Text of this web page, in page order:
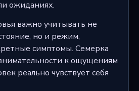
ожиданиях.
важно учитывать не
но и режим,
симптомы. Семерка
к ощущениям
реально чувствует себя